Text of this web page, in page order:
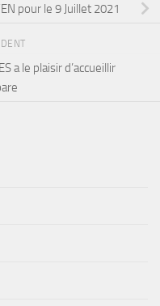
pour le 9 Juillet 2021
a le plaisir d’accueillir